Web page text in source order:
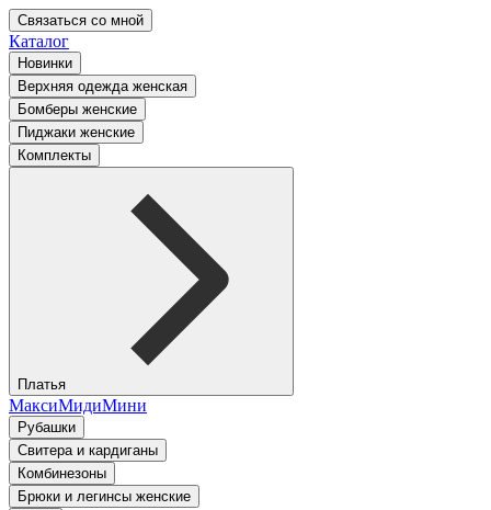
Связаться со мной
Каталог
Новинки
Верхняя одежда женская
Бомберы женские
Пиджаки женские
Комплекты
Платья
МаксиМидиМини
Рубашки
Свитера и кардиганы
Комбинезоны
Брюки и легинсы женские